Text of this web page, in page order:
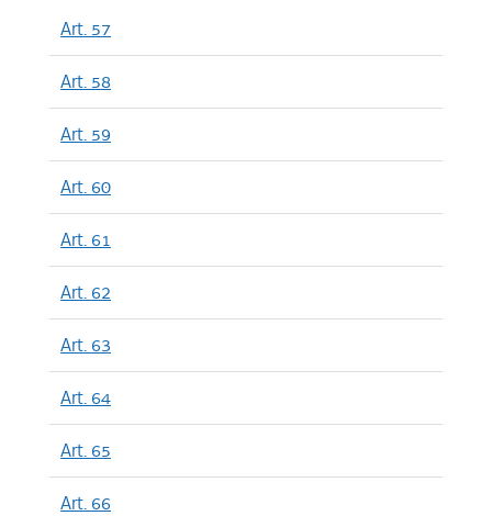
Art. 57
Art. 58
Art. 59
Art. 60
Art. 61
Art. 62
Art. 63
Art. 64
Art. 65
Art. 66